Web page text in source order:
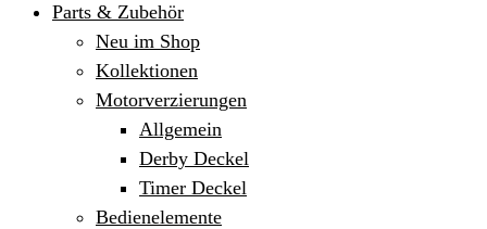
Parts & Zubehör
Neu im Shop
Kollektionen
Motorverzierungen
Allgemein
Derby Deckel
Timer Deckel
Bedienelemente